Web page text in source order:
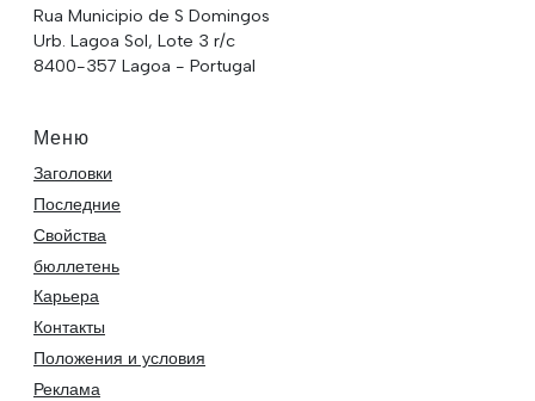
Rua Municipio de S Domingos
Urb. Lagoa Sol, Lote 3 r/c
8400-357 Lagoa - Portugal
Меню
Заголовки
Последние
Свойства
бюллетень
Карьера
Контакты
Положения и условия
Реклама